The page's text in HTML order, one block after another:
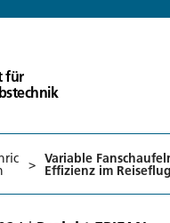
für
> Variable
Effizienz im Reiseflug